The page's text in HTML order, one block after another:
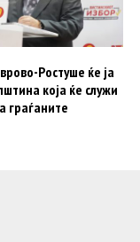
Ростуше ќе ја
која ќе служи
граѓаните